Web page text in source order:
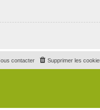
Supprimer les
contacter